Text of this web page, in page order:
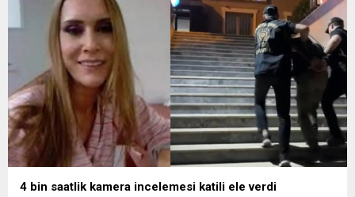
4 bin saatlik kamera incelemesi katili ele verdi